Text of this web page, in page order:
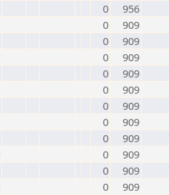
0
956
0
909
0
909
0
909
0
909
0
909
0
909
0
909
0
909
0
909
0
909
0
909